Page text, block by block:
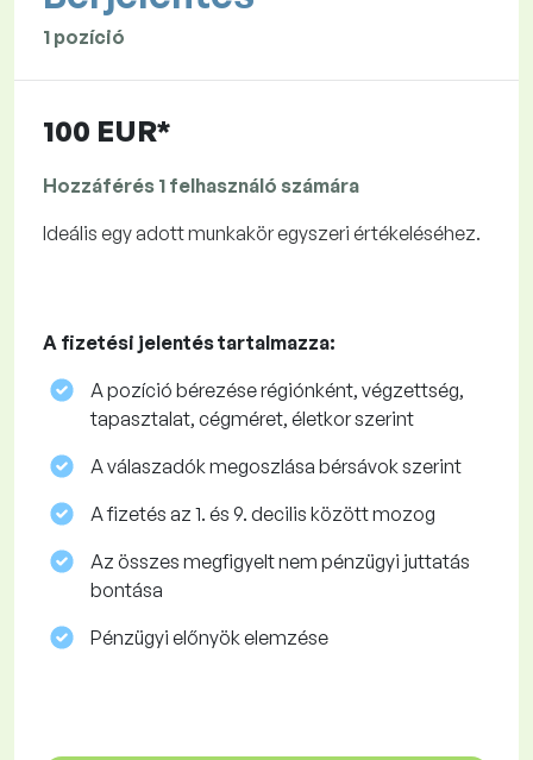
1 pozíció
100 EUR*
Hozzáférés 1 felhasználó számára
Ideális egy adott munkakör egyszeri értékeléséhez.
A fizetési jelentés tartalmazza:
A pozíció bérezése régiónként, végzettség,
tapasztalat, cégméret, életkor szerint
A válaszadók megoszlása ​​bérsávok szerint
A fizetés az 1. és 9. decilis között mozog
Az összes megfigyelt nem pénzügyi juttatás
bontása
Pénzügyi előnyök elemzése